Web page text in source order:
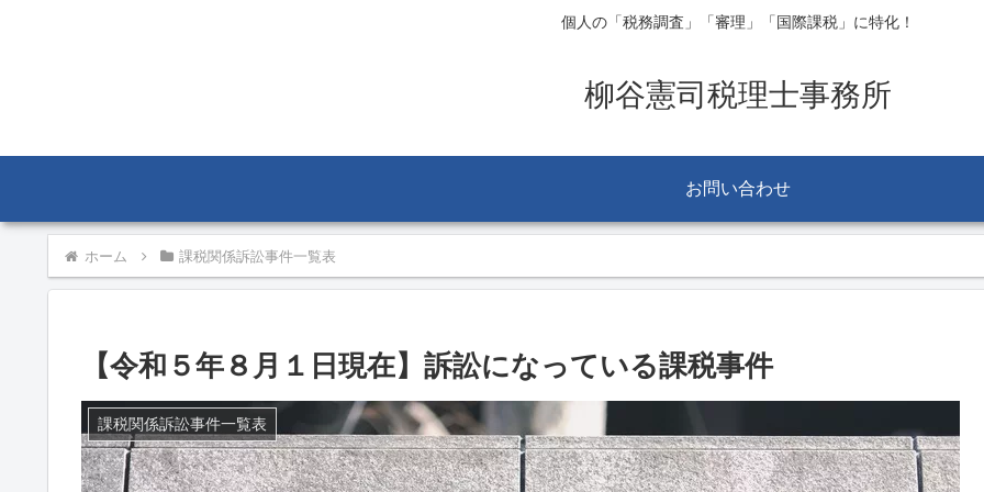
個人の「税務調査」「審理」「国際課税」に特化！
柳谷憲司税理士事務所
お問い合わせ
ホーム 課税関係訴訟事件一覧表
【令和５年８月１日現在】訴訟になっている課税事件
課税関係訴訟事件一覧表